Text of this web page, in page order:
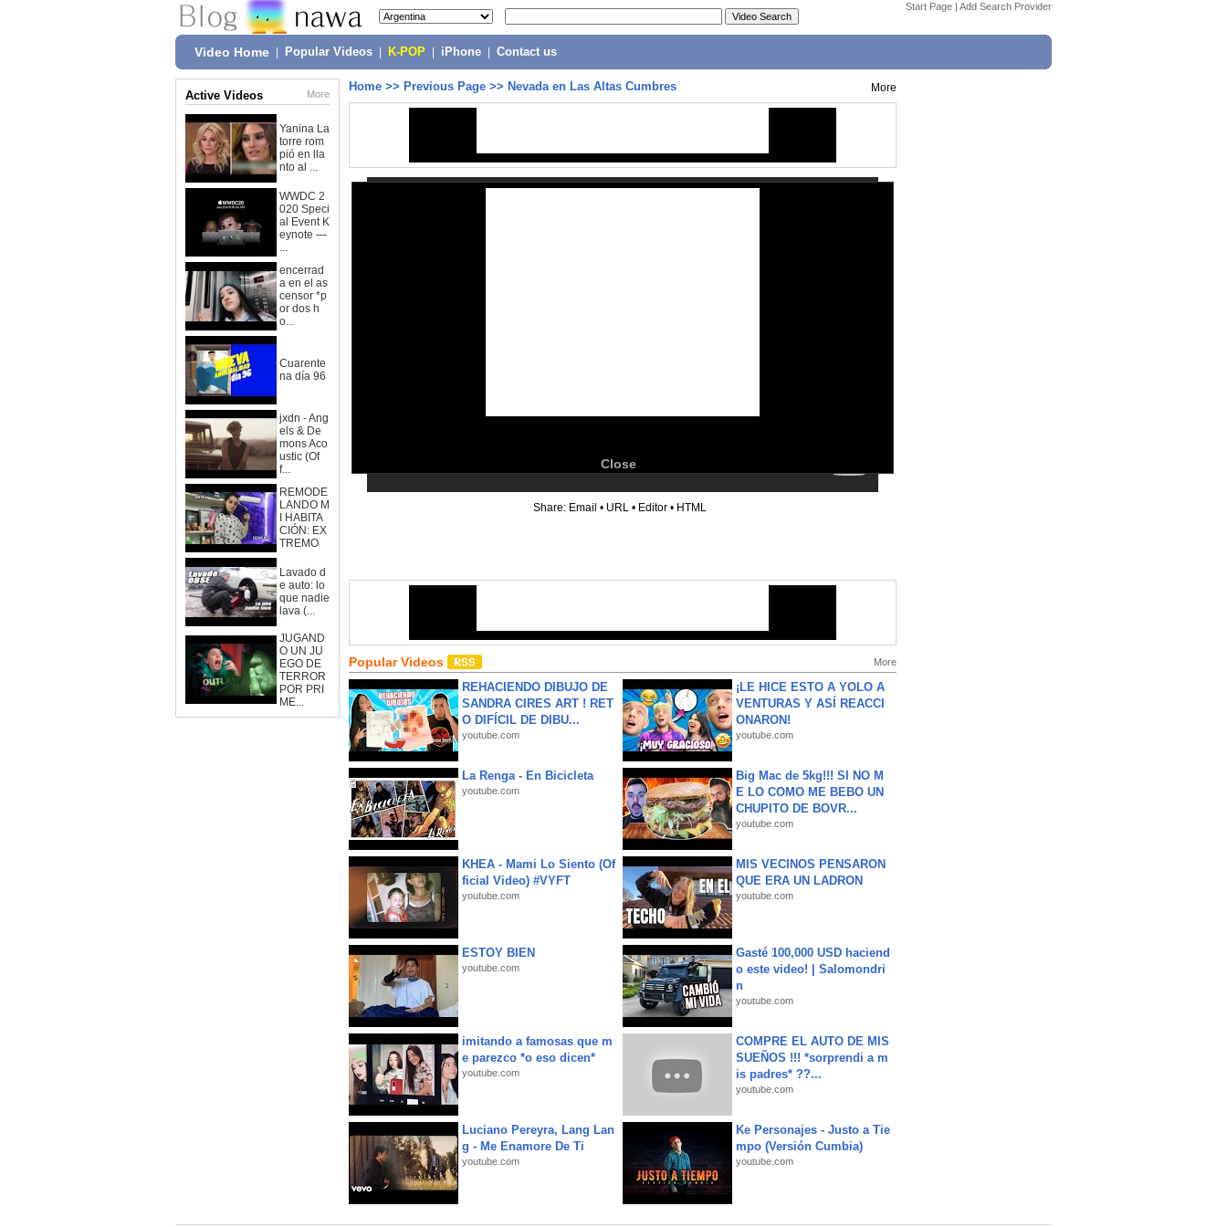
Start Page | Add Search Provider
Video Home Popular Videos K-POP iPhone Contact us
Active Videos More
Yanina La
torre rom
pió en lla
nto al ...
WWDC 2
020 Speci
al Event K
eynote —
...
encerrad
a en el as
censor *p
or dos h
o...
Cuarente
na día 96
jxdn - Ang
els & De
mons Aco
ustic (Of
f...
REMODE
LANDO M
I HABITA
CIÓN: EX
TREMO
Lavado d
e auto: lo
que nadie
lava (...
JUGAND
O UN JU
EGO DE
TERROR
POR PRI
ME...
Home >> Previous Page >> Nevada en Las Altas Cumbres More
Close
Share: Email • URL • Editor • HTML
Popular Videos More
REHACIENDO DIBUJO DE
SANDRA CIRES ART ! RET
O DIFÍCIL DE DIBU...
youtube.com
¡LE HICE ESTO A YOLO A
VENTURAS Y ASÍ REACCI
ONARON!
youtube.com
La Renga - En Bicicleta
youtube.com
Big Mac de 5kg!!! SI NO M
E LO COMO ME BEBO UN
CHUPITO DE BOVR...
youtube.com
KHEA - Mami Lo Siento (Of
ficial Video) #VYFT
youtube.com
MIS VECINOS PENSARON
QUE ERA UN LADRON
youtube.com
ESTOY BIEN
youtube.com
Gasté 100,000 USD haciend
o este video! | Salomondri
n
youtube.com
imitando a famosas que m
e parezco *o eso dicen*
youtube.com
COMPRE EL AUTO DE MIS
SUEÑOS !!! *sorprendi a m
is padres* ??...
youtube.com
Luciano Pereyra, Lang Lan
g - Me Enamore De Ti
youtube.com
Ke Personajes - Justo a Tie
mpo (Versión Cumbia)
youtube.com